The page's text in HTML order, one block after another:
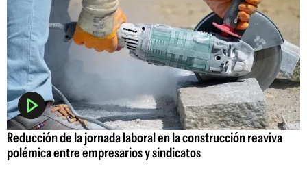
Reducción de la jornada laboral en la construcción reaviva
polémica entre empresarios y sindicatos